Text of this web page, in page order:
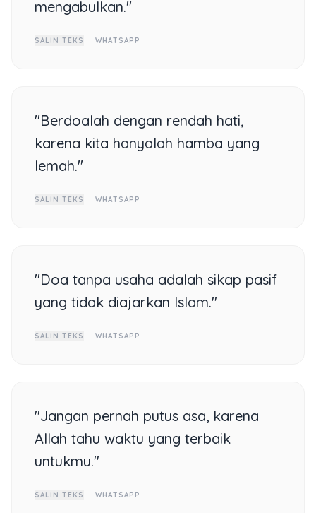
mengabulkan."
SALIN TEKS WHATSAPP
"Berdoalah dengan rendah hati,
karena kita hanyalah hamba yang
lemah."
SALIN TEKS WHATSAPP
"Doa tanpa usaha adalah sikap pasif
yang tidak diajarkan Islam."
SALIN TEKS WHATSAPP
"Jangan pernah putus asa, karena
Allah tahu waktu yang terbaik
untukmu."
SALIN TEKS WHATSAPP